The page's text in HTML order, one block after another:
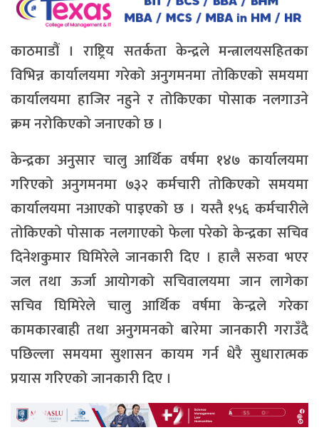
काठमाडौं । राष्ट्रिय सतर्कता केन्द्रले मन्त्रालयसहितका
विभिन्न कार्यालयमा गरेको अनुगमनमा तोकिएको समयमा
कार्यालयमा हाजिर नहुने र तोकिएका पोसाक नलगाउने
क्रम नरोकिएको जनाएको छ ।
केन्द्रका अनुसार चालु आर्थिक वर्षमा १४७ कार्यालयमा
गरिएको अनुगमनमा ७३२ कर्मचारी तोकिएको समयमा
कार्यालयमा नआएको पाइएको छ । यस्तै १५६ कर्मचारीले
तोकिएको पोसाक नलगाएको फेला परेको केन्द्रका सचिव
दिनेशकुमार घिमिरेले जानकारी दिए । हालै सरुवा भएर
जल तथा ऊर्जा आयोगको सचिवालयमा जान लागेका
सचिव घिमिरेले चालु आर्थिक वर्षमा केन्द्रले गरेका
कामकारबाही तथा अनुगमनको बारेमा जानकारी गराउँदै
पछिल्ला समयमा सुशासन कायम गर्न धेरै सुधारात्मक
प्रयास गरिएको जानकारी दिए ।